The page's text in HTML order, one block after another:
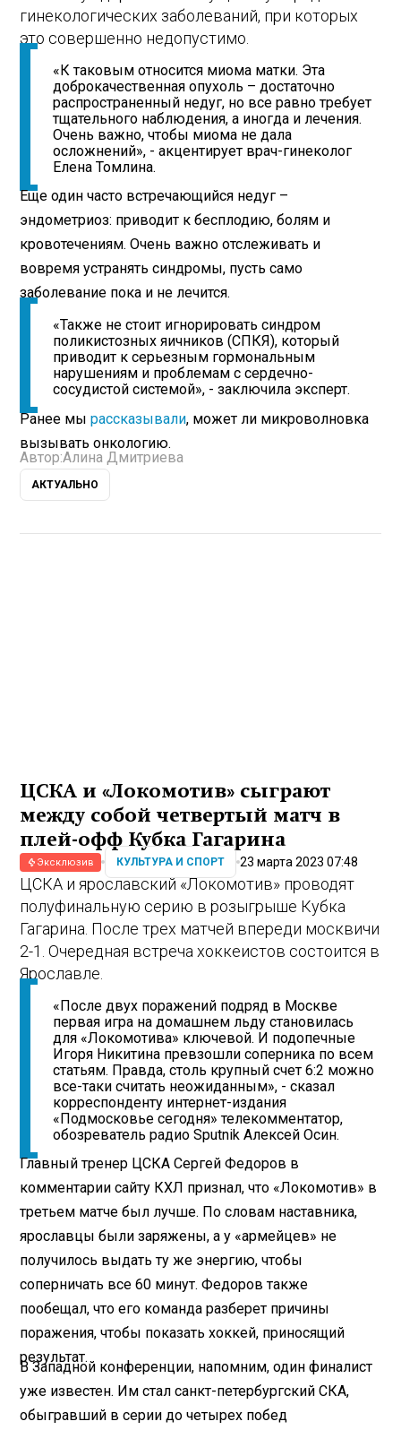
гинекологических заболеваний, при которых
это совершенно недопустимо.
«К таковым относится миома матки. Эта
доброкачественная опухоль – достаточно
распространенный недуг, но все равно требует
тщательного наблюдения, а иногда и лечения.
Очень важно, чтобы миома не дала
осложнений», - акцентирует врач-гинеколог
Елена Томлина.
Еще один часто встречающийся недуг –
эндометриоз: приводит к бесплодию, болям и
кровотечениям. Очень важно отслеживать и
вовремя устранять синдромы, пусть само
заболевание пока и не лечится.
«Также не стоит игнорировать синдром
поликистозных яичников (СПКЯ), который
приводит к серьезным гормональным
нарушениям и проблемам с сердечно-
сосудистой системой», - заключила эксперт.
Ранее мырассказывали, может ли микроволновка
вызывать онкологию.
Автор:Алина Дмитриева
АКТУАЛЬНО
ЦСКА и «Локомотив» сыграют
между собой четвертый матч в
плей-офф Кубка Гагарина
Эксклюзив КУЛЬТУРА И СПОРТ 23 марта 2023 07:48
ЦСКА и ярославский «Локомотив» проводят
полуфинальную серию в розыгрыше Кубка
Гагарина. После трех матчей впереди москвичи
2-1. Очередная встреча хоккеистов состоится в
Ярославле.
«После двух поражений подряд в Москве
первая игра на домашнем льду становилась
для «Локомотива» ключевой. И подопечные
Игоря Никитина превзошли соперника по всем
статьям. Правда, столь крупный счет 6:2 можно
все-таки считать неожиданным», - сказал
корреспонденту интернет-издания
«Подмосковье сегодня» телекомментатор,
обозреватель радио Sputnik Алексей Осин.
Главный тренер ЦСКА Сергей Федоров в
комментарии сайту КХЛ признал, что «Локомотив» в
третьем матче был лучше. По словам наставника,
ярославцы были заряжены, а у «армейцев» не
получилось выдать ту же энергию, чтобы
соперничать все 60 минут. Федоров также
пообещал, что его команда разберет причины
поражения, чтобы показать хоккей, приносящий
результат.
В Западной конференции, напомним, один финалист
уже известен. Им стал санкт-петербургский СКА,
обыгравший в серии до четырех побед